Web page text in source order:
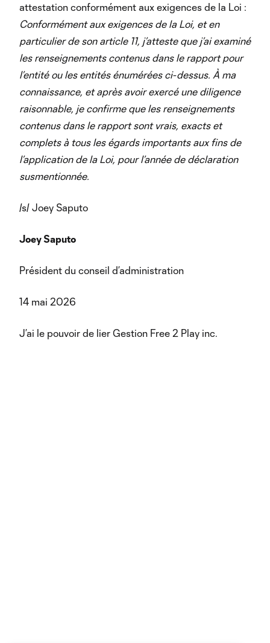
attestation conformément aux exigences de la Loi :
Conformément aux exigences de la Loi, et en
particulier de son article 11, j’atteste que j’ai examiné
les renseignements contenus dans le rapport pour
l’entité ou les entités énumérées ci-dessus. À ma
connaissance, et après avoir exercé une diligence
raisonnable, je confirme que les renseignements
contenus dans le rapport sont vrais, exacts et
complets à tous les égards importants aux fins de
l’application de la Loi, pour l’année de déclaration
susmentionnée.
/s/ Joey Saputo
Joey Saputo
Président du conseil d’administration
14 mai 2026
J’ai le pouvoir de lier Gestion Free 2 Play inc.